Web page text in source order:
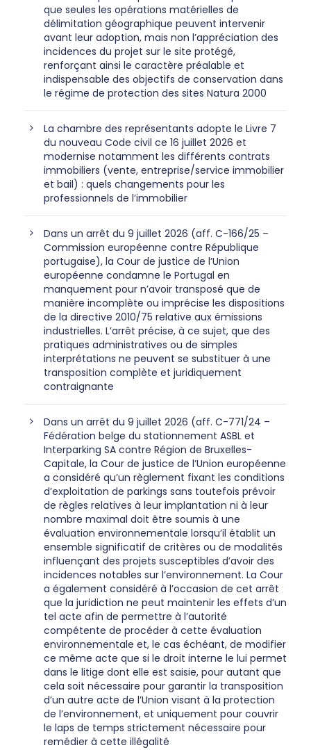
que seules les opérations matérielles de
délimitation géographique peuvent intervenir
avant leur adoption, mais non l’appréciation des
incidences du projet sur le site protégé,
renforçant ainsi le caractère préalable et
indispensable des objectifs de conservation dans
le régime de protection des sites Natura 2000
La chambre des représentants adopte le Livre 7
du nouveau Code civil ce 16 juillet 2026 et
modernise notamment les différents contrats
immobiliers (vente, entreprise/service immobilier
et bail) : quels changements pour les
professionnels de l’immobilier
Dans un arrêt du 9 juillet 2026 (aff. C-166/25 –
Commission européenne contre République
portugaise), la Cour de justice de l’Union
européenne condamne le Portugal en
manquement pour n’avoir transposé que de
manière incomplète ou imprécise les dispositions
de la directive 2010/75 relative aux émissions
industrielles. L’arrêt précise, à ce sujet, que des
pratiques administratives ou de simples
interprétations ne peuvent se substituer à une
transposition complète et juridiquement
contraignante
Dans un arrêt du 9 juillet 2026 (aff. C-771/24 –
Fédération belge du stationnement ASBL et
Interparking SA contre Région de Bruxelles-
Capitale, la Cour de justice de l’Union européenne
a considéré qu’un règlement fixant les conditions
d’exploitation de parkings sans toutefois prévoir
de règles relatives à leur implantation ni à leur
nombre maximal doit être soumis à une
évaluation environnementale lorsqu’il établit un
ensemble significatif de critères ou de modalités
influençant des projets susceptibles d’avoir des
incidences notables sur l’environnement. La Cour
a également considéré à l’occasion de cet arrêt
que la juridiction ne peut maintenir les effets d’un
tel acte afin de permettre à l’autorité
compétente de procéder à cette évaluation
environnementale et, le cas échéant, de modifier
ce même acte que si le droit interne le lui permet
dans le litige dont elle est saisie, pour autant que
cela soit nécessaire pour garantir la transposition
d’un autre acte de l’Union visant à la protection
de l’environnement, et uniquement pour couvrir
le laps de temps strictement nécessaire pour
remédier à cette illégalité